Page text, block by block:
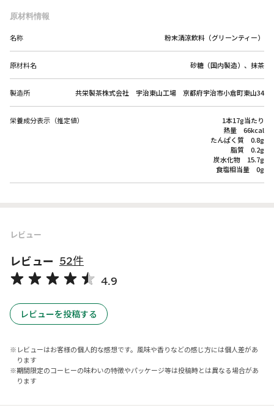
原材料情報
名称 粉末清涼飲料（グリーンティー）
原材料名 砂糖（国内製造）、抹茶
製造所 共栄製茶株式会社 宇治東山工場 京都府宇治市小倉町東山34
栄養成分表示（推定値）
1本17g当たり
熱量 66kcal
たんぱく質 0.8g
脂質 0.2g
炭水化物 15.7g
食塩相当量 0g
レビュー
レビュー 52件
4.9
レビューを投稿する
レビューはお客様の個人的な感想です。風味や香りなどの感じ方には個人差があ
ります
期間限定のコーヒーの味わいの特徴やパッケージ等は投稿時とは異なる場合があ
ります